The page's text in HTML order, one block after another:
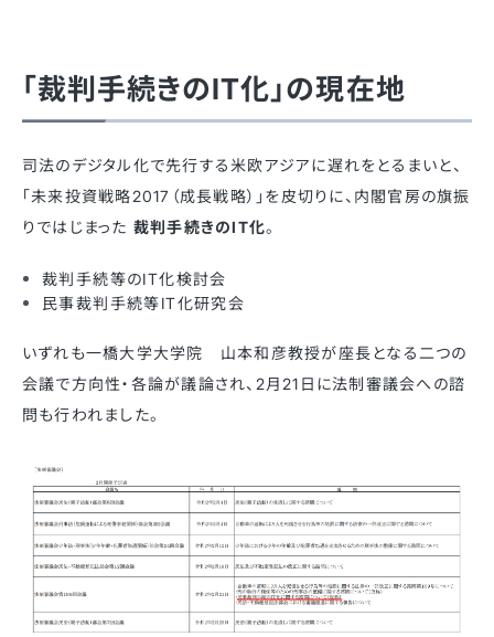
「裁判手続きのIT化」の現在地
司法のデジタル化で先行する米欧アジアに遅れをとるまいと、
「未来投資戦略2017（成長戦略）」を皮切りに、内閣官房の旗振
りではじまった 裁判手続きのIT化。
裁判手続等のIT化検討会
民事裁判手続等IT化研究会
いずれも一橋大学大学院 山本和彦教授が座長となる二つの
会議で方向性・各論が議論され、2月21日に法制審議会への諮
問も行われました。